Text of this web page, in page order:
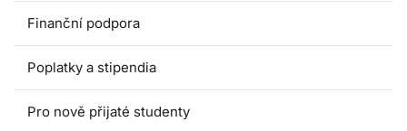
Finanční podpora
Poplatky a stipendia
Pro nově přijaté studenty